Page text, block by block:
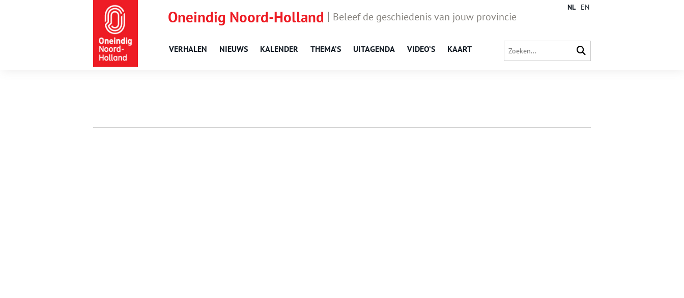
Oneindig Noord-Holland Beleef de geschiedenis van jouw provincie
VERHALEN NIEUWS KALENDER THEMA’S UITAGENDA VIDEO’S KAART
NL EN